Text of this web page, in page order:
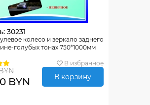
30231
колесо и зеркало заднего
голубых тонах 750*1000мм
В избранное
BYN В корзину